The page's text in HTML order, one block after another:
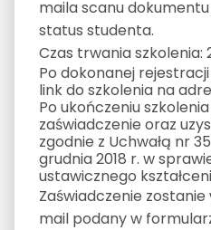
maila scanu
status studenta.
Czas trwania szkolenia:
Po dokonanej
link do szkolenia na
Po ukończeniu
zaświadczenie oraz
zgodnie z Uchwałą nr
grudnia 2018 r. w
ustawicznego
Zaświadczenie
mail podany w